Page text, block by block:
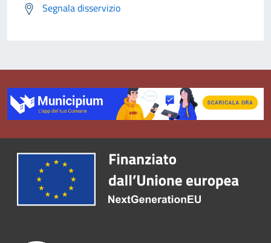
Segnala disservizio